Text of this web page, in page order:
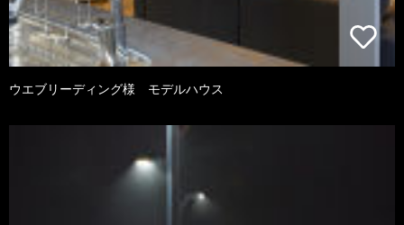
ウエブリーディング様 モデルハウス